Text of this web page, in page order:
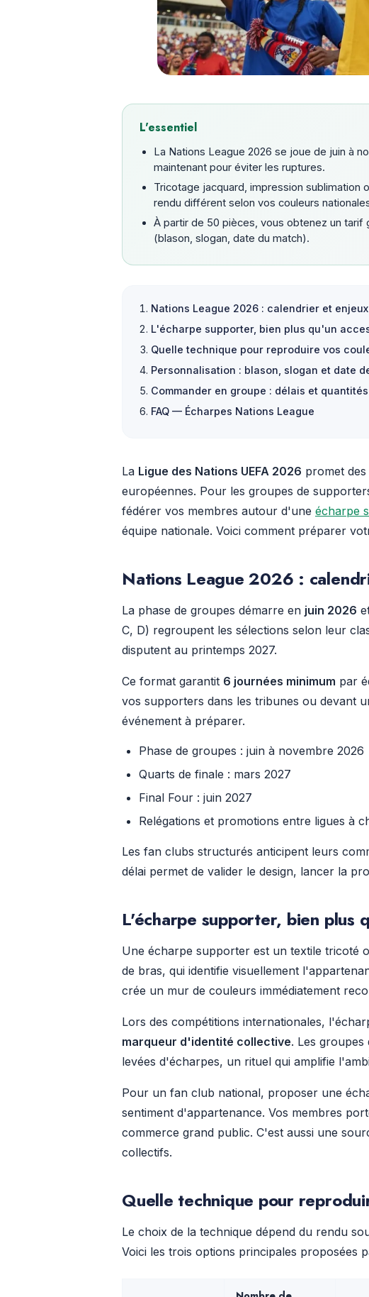
L'essentiel
La Nations League 2026 se joue de juin à
maintenant pour éviter les ruptures.
Tricotage jacquard, impression sublimation
rendu différent selon vos couleurs
À partir de 50 pièces, vous obtenez un
(blason, slogan, date du match).
Nations League 2026 : calendrier et enjeux
L'écharpe supporter, bien plus qu'un
Quelle technique pour reproduire vos
Personnalisation : blason, slogan et date
Commander en groupe : délais et quantités
FAQ — Écharpes Nations League
La Ligue des Nations UEFA 2026 promet
européennes. Pour les groupes de
fédérer vos membres autour d'une écharpe
équipe nationale. Voici comment préparer
Nations League 2026 :
La phase de groupes démarre en juin 2026
C, D) regroupent les sélections selon leur
disputent au printemps 2027.
Ce format garantit 6 journées minimum par
vos supporters dans les tribunes ou devant
événement à préparer.
Phase de groupes : juin à novembre 2026
Quarts de finale : mars 2027
Final Four : juin 2027
Relégations et promotions entre ligues à
Les fan clubs structurés anticipent leurs
délai permet de valider le design, lancer la
L'écharpe supporter, bien plus
Une écharpe supporter est un textile tricoté
de bras, qui identifie visuellement
crée un mur de couleurs immédiatement
Lors des compétitions internationales,
marqueur d'identité collective. Les
levées d'écharpes, un rituel qui amplifie
Pour un fan club national, proposer une
sentiment d'appartenance. Vos membres
commerce grand public. C'est aussi une
collectifs.
Quelle technique pour
Le choix de la technique dépend du rendu
Voici les trois options principales proposées